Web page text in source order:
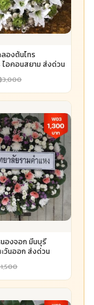
องต้นไทร
อคอนสยาม ส่งด่วน
3,000
องจอก มีนบุรี
วันออก ส่งด่วน